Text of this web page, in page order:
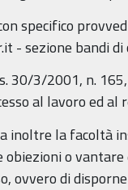
specifico
- sezione bandi di
30/3/2001, n.
al lavoro ed
inoltre la facoltà
o
ovvero di